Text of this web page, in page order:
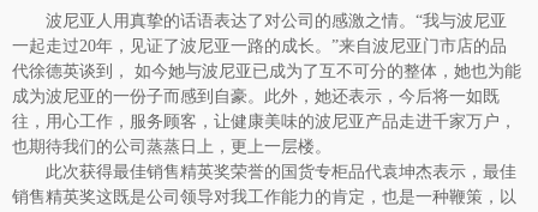
波尼亚人用真挚的话语表达了对公司的感激之情。 “我与波尼亚
一起走过20年，见证了波尼亚一路的成长。”来自波尼亚门市店的品
代徐德英谈到， 如今她与波尼亚已成为了互不可分的整体，她也为能
成为波尼亚的一份子而感到自豪。此外，她还表示，今后将一如既
往，用心工作，服务顾客，让健康美味的波尼亚产品走进千家万户，
也期待我们的公司蒸蒸日上，更上一层楼。
此次获得最佳销售精英奖荣誉的国货专柜品代袁坤杰表示，最佳
销售精英奖这既是公司领导对我工作能力的肯定，也是一种鞭策，以